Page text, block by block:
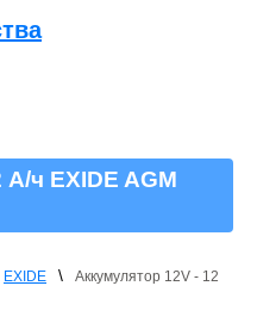
ч EXIDE AGM
EXIDE \
Аккумулятор 12V - 12